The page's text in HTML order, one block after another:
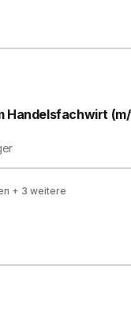
Handelsfachwirt
+ 3 weitere